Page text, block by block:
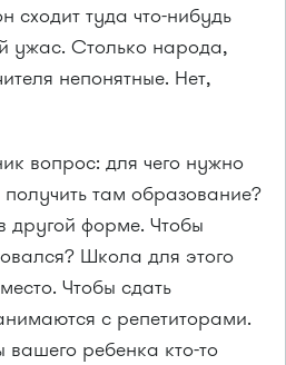
сходит туда что-нибудь
ужас. Столько народа,
непонятные. Нет,
вопрос: для чего нужно
там образование?
другой форме. Чтобы
Школа для этого
Чтобы сдать
с репетиторами.
вашего ребенка кто-то